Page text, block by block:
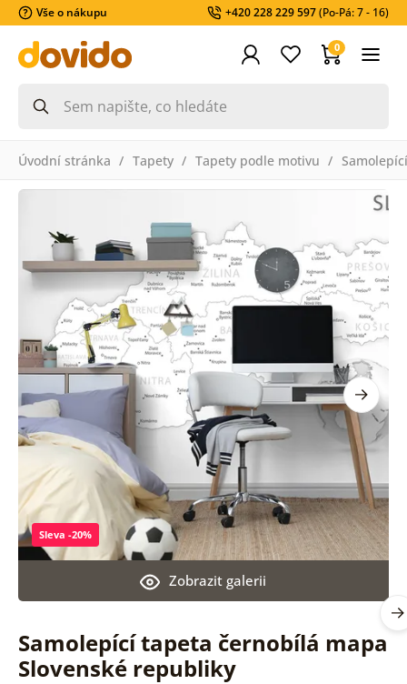
Vše o nákupu +420 228 229 597(Po-Pá: 7 - 16)
0
Úvodní stránka Tapety Tapety podle motivu
Samolepící tapeta černobílá mapa
Slovenské republiky
Zobrazit galerii
Sleva -20%